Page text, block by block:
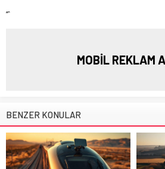
“`
MOBİL REKLAM
BENZER KONULAR